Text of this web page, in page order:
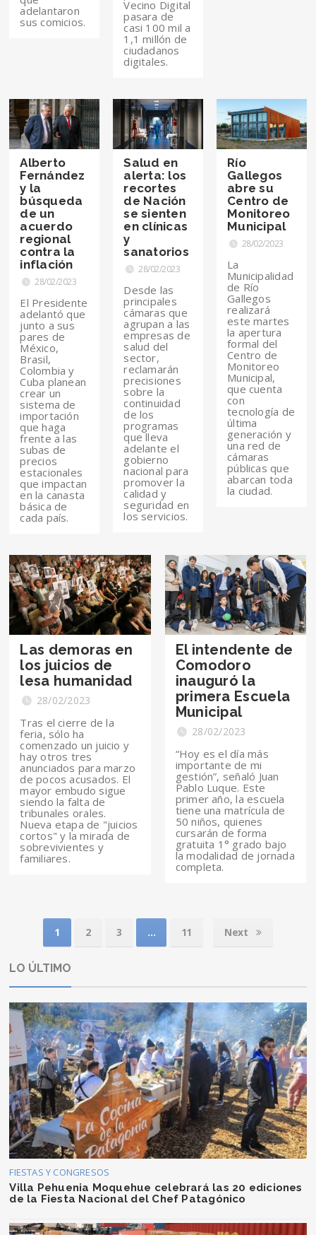
adelantaron
sus comicios.
Vecino Digital
pasara de
casi 100 mil a
1,1 millón de
ciudadanos
digitales.
Alberto
Fernández
y la
búsqueda
de un
acuerdo
regional
contra la
inflación
28/02/2023
El Presidente
adelantó que
junto a sus
pares de
México,
Brasil,
Colombia y
Cuba planean
crear un
sistema de
importación
que haga
frente a las
subas de
precios
estacionales
que impactan
en la canasta
básica de
cada país.
Salud en
alerta: los
recortes
de Nación
se sienten
en clínicas
y
sanatorios
28/02/2023
Desde las
principales
cámaras que
agrupan a las
empresas de
salud del
sector,
reclamarán
precisiones
sobre la
continuidad
de los
programas
que lleva
adelante el
gobierno
nacional para
promover la
calidad y
seguridad en
los servicios.
Río
Gallegos
abre su
Centro de
Monitoreo
Municipal
28/02/2023
La
Municipalidad
de Río
Gallegos
realizará
este martes
la apertura
formal del
Centro de
Monitoreo
Municipal,
que cuenta
con
tecnología de
última
generación y
una red de
cámaras
públicas que
abarcan toda
la ciudad.
Las demoras en
los juicios de
lesa humanidad
28/02/2023
Tras el cierre de la
feria, sólo ha
comenzado un juicio y
hay otros tres
anunciados para marzo
de pocos acusados. El
mayor embudo sigue
siendo la falta de
tribunales orales.
Nueva etapa de "juicios
cortos" y la mirada de
sobrevivientes y
familiares.
El intendente de
Comodoro
inauguró la
primera Escuela
Municipal
28/02/2023
“Hoy es el día más
importante de mi
gestión”, señaló Juan
Pablo Luque. Este
primer año, la escuela
tiene una matrícula de
50 niños, quienes
cursarán de forma
gratuita 1° grado bajo
la modalidad de jornada
completa.
1 2 3 … 11 Next
LO ÚLTIMO
FIESTAS Y CONGRESOS
Villa Pehuenia Moquehue celebrará las 20 ediciones
de la Fiesta Nacional del Chef Patagónico